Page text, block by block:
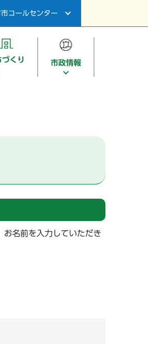
コールセンター
くり 市政情報
お名前を入力していただき